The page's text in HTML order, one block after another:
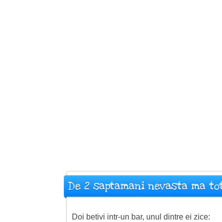
De 2 saptamani nevasta ma
Doi betivi intr-un bar, unul dintre ei zice: